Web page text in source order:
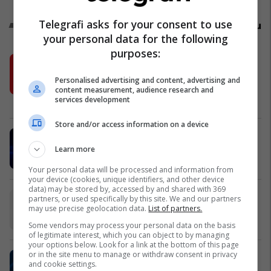
Promo Reklamo këtu
Shell V-Power me formulë të re
pastron motorin e makinës suaj deri
në 100%
Shell
cashback
Frutex lanson në treg ART Ketchup
Frutex
UBT i pari me numrin më të madh të
Telegrafi asks for your consent to use
your personal data for the following
purposes:
Personalised advertising and content, advertising and
content measurement, audience research and
services development
Store and/or access information on a device
Learn more
Your personal data will be processed and information from
your device (cookies, unique identifiers, and other device
data) may be stored by, accessed by and shared with 369
partners, or used specifically by this site. We and our partners
may use precise geolocation data. List of partners.
Some vendors may process your personal data on the basis
of legitimate interest, which you can object to by managing
your options below. Look for a link at the bottom of this page
or in the site menu to manage or withdraw consent in privacy
and cookie settings.